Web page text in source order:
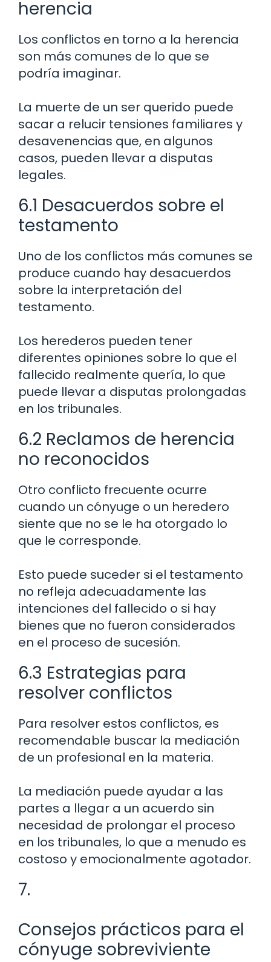
herencia
Los conflictos en torno a la herencia
son más comunes de lo que se
podría imaginar.
La muerte de un ser querido puede
sacar a relucir tensiones familiares y
desavenencias que, en algunos
casos, pueden llevar a disputas
legales.
6.1 Desacuerdos sobre el
testamento
Uno de los conflictos más comunes se
produce cuando hay desacuerdos
sobre la interpretación del
testamento.
Los herederos pueden tener
diferentes opiniones sobre lo que el
fallecido realmente quería, lo que
puede llevar a disputas prolongadas
en los tribunales.
6.2 Reclamos de herencia
no reconocidos
Otro conflicto frecuente ocurre
cuando un cónyuge o un heredero
siente que no se le ha otorgado lo
que le corresponde.
Esto puede suceder si el testamento
no refleja adecuadamente las
intenciones del fallecido o si hay
bienes que no fueron considerados
en el proceso de sucesión.
6.3 Estrategias para
resolver conflictos
Para resolver estos conflictos, es
recomendable buscar la mediación
de un profesional en la materia.
La mediación puede ayudar a las
partes a llegar a un acuerdo sin
necesidad de prolongar el proceso
en los tribunales, lo que a menudo es
costoso y emocionalmente agotador.
7.
Consejos prácticos para el
cónyuge sobreviviente